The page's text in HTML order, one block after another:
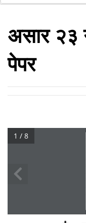
असार
पेपर
1 / 8